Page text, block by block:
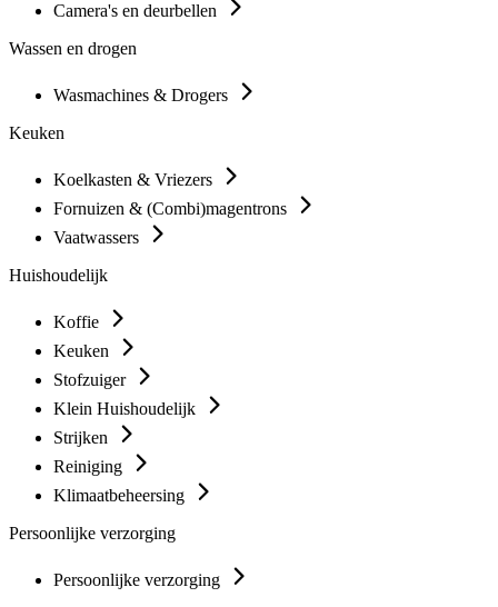
Camera's en deurbellen
Wassen en drogen
Wasmachines & Drogers
Keuken
Koelkasten & Vriezers
Fornuizen & (Combi)magentrons
Vaatwassers
Huishoudelijk
Koffie
Keuken
Stofzuiger
Klein Huishoudelijk
Strijken
Reiniging
Klimaatbeheersing
Persoonlijke verzorging
Persoonlijke verzorging